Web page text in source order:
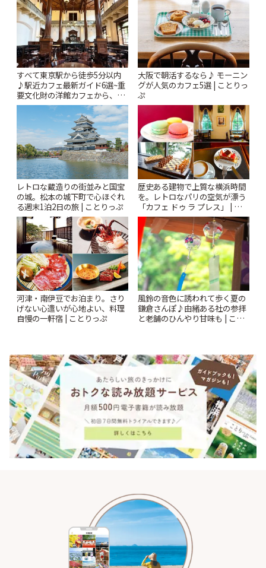
すべて東京駅から徒歩5分以内
♪駅近カフェ最新ガイド6選~重
要文化財の洋館カフェから、改
札すぐのレトロ喫茶まで~ | こと
大阪で朝活するなら♪ モーニン
グが人気のカフェ5選 | ことりっ
ぷ
レトロな蔵造りの街並みと国宝
の城。松本の城下町で心ほぐれ
る週末1泊2日の旅 | ことりっぷ
歴史ある建物で上質な横浜時間
を。レトロなパリの空気が漂う
「カフェ ドゥ ラ プレス」 | こと
りっぷ
河津・南伊豆でお泊まり。さり
げない心遣いが心地よい、料理
自慢の一軒宿 | ことりっぷ
風鈴の音色に誘われて歩く夏の
鎌倉さんぽ♪由緒ある社の参拝
と老舗のひんやり甘味も | こと